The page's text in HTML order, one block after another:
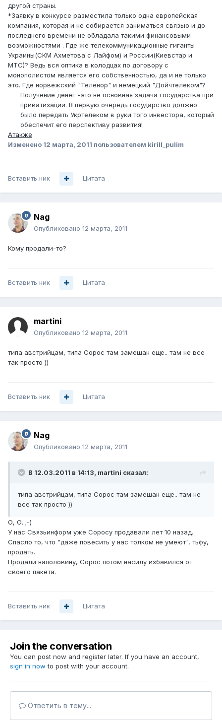
другой страны.
*Заявку в конкурсе разместила только одна европейская
компания, которая и не собирается заниматься связью и до
последнего времени не обладала такими финансовыми
возможностями . Где же телекоммуникационные гиганты
Украины(СКМ Ахметова с Лайфом) и России(Киевстар и
МТС)? Ведь вся оптика в колодцах по договору с
монополистом является его собственностью, да и не только
это. Где норвежский "Теленор" и немецкий "Дойчтелеком"?
Получение денег -это не основная задача государства при
приватизации. В первую очередь государство должно
было передать Укртелеком в руки того инвестора, который
обеспечит его перспективу развития!
Атакже
Изменено 12 марта, 2011 пользователем kirill_pulim
Вставить ник Цитата
Nag
Опубликовано 12 марта, 2011
Кому продали-то?
Вставить ник Цитата
martini
Опубликовано 12 марта, 2011
типа австрийцам, типа Сорос там замешан еще.. там не все
так просто ))
Вставить ник Цитата
Nag
Опубликовано 12 марта, 2011
В 12.03.2011 в 14:13, martini сказал:
типа австрийцам, типа Сорос там замешан еще.. там не
все так просто ))
О, О. ;-)
У нас Связьинформ уже Соросу продавали лет 10 назад.
Спасло то, что "даже повесить у нас толком не умеют", тьфу,
продать.
Продали наполовину, Сорос потом насилу избавился от
своего пакета.
Вставить ник Цитата
Join the conversation
You can post now and register later. If you have an account,
sign in now to post with your account.
Ответить в тему...